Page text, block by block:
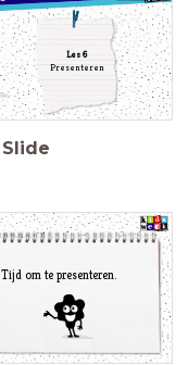
Les 6
Presenteren
Slide
Tijd om te presenteren.